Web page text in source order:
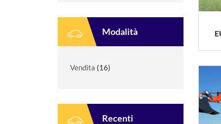
Modalità
Vendita (16)
Recenti